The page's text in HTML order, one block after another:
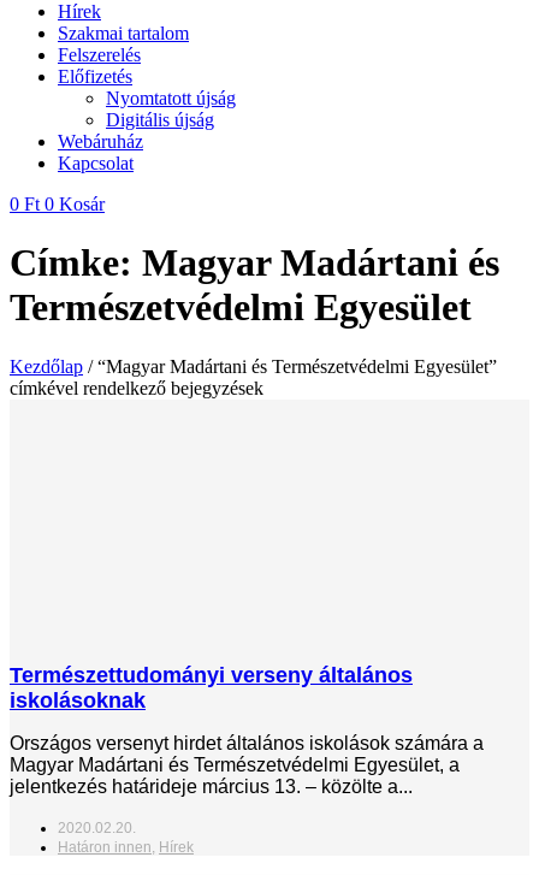
Hírek
Szakmai tartalom
Felszerelés
Előfizetés
Nyomtatott újság
Digitális újság
Webáruház
Kapcsolat
0 Ft 0 Kosár
Címke: Magyar Madártani és
Természetvédelmi Egyesület
Kezdőlap / “Magyar Madártani és Természetvédelmi Egyesület”
címkével rendelkező bejegyzések
Természettudományi verseny általános
iskolásoknak
Országos versenyt hirdet általános iskolások számára a
Magyar Madártani és Természetvédelmi Egyesület, a
jelentkezés határideje március 13. – közölte a...
2020.02.20.
Határon innen, Hírek